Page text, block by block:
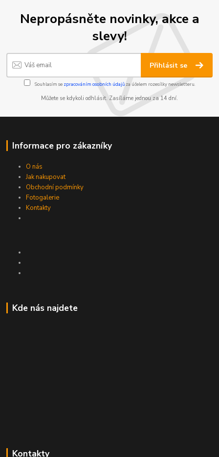
Nepropásněte novinky, akce a
slevy!
Přihlásit se
Souhlasím se zpracováním osobních údajůza účelem rozesílky newsletteru.
Můžete se kdykoli odhlásit. Zasíláme jednou za 14 dní.
Informace pro zákazníky
O nás
Jak nakupovat
Obchodní podmínky
Fotogalerie
Kontakty
Kde nás najdete
Kontakty